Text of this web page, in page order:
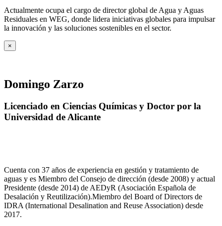
Actualmente ocupa el cargo de director global de Agua y Aguas
Residuales en WEG, donde lidera iniciativas globales para impulsar
la innovación y las soluciones sostenibles en el sector.
×
Domingo Zarzo
Licenciado en Ciencias Químicas y Doctor por la
Universidad de Alicante
Cuenta con 37 años de experiencia en gestión y tratamiento de
aguas y es Miembro del Consejo de dirección (desde 2008) y actual
Presidente (desde 2014) de AEDyR (Asociación Española de
Desalación y Reutilización).Miembro del Board of Directors de
IDRA (International Desalination and Reuse Association) desde
2017.